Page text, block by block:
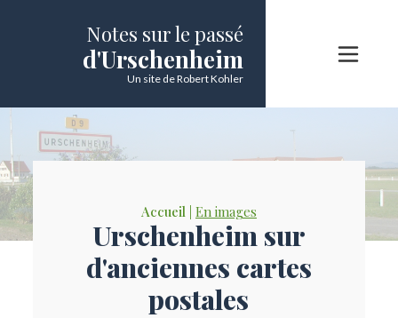
Notes sur le passé
d'Urschenheim
Un site de Robert Kohler
Accueil | En images
Urschenheim sur
d'anciennes cartes
postales